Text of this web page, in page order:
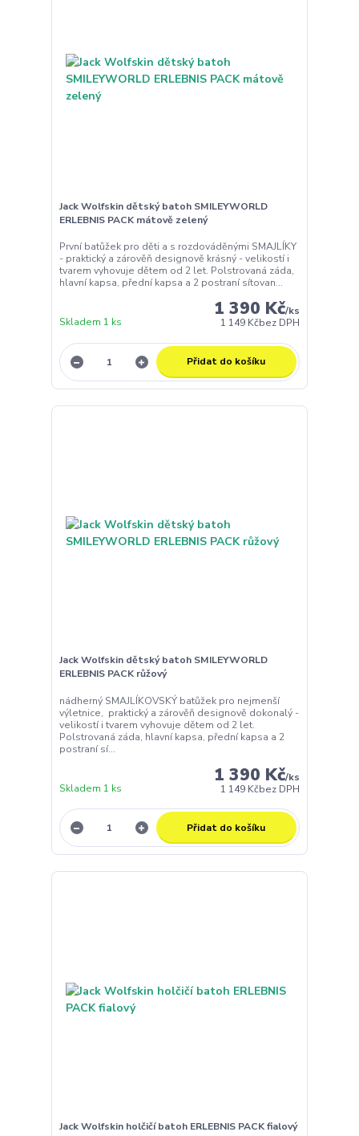
Jack Wolfskin dětský batoh SMILEYWORLD
ERLEBNIS PACK mátově zelený
První batůžek pro děti a s rozdováděnými SMAJLÍKY
- praktický a zárověň designově krásný - velikostí i
tvarem vyhovuje dětem od 2 let. Polstrovaná záda,
hlavní kapsa, přední kapsa a 2 postraní sítovan...
1 390 Kč/ks
1 149 Kčbez DPH
Skladem 1 ks
Přidat do košíku
Jack Wolfskin dětský batoh SMILEYWORLD
ERLEBNIS PACK růžový
nádherný SMAJLÍKOVSKÝ batůžek pro nejmenší
výletnice, praktický a zárověň designově dokonalý -
velikostí i tvarem vyhovuje dětem od 2 let.
Polstrovaná záda, hlavní kapsa, přední kapsa a 2
postraní sí...
1 390 Kč/ks
1 149 Kčbez DPH
Skladem 1 ks
Přidat do košíku
Jack Wolfskin holčičí batoh ERLEBNIS PACK fialový